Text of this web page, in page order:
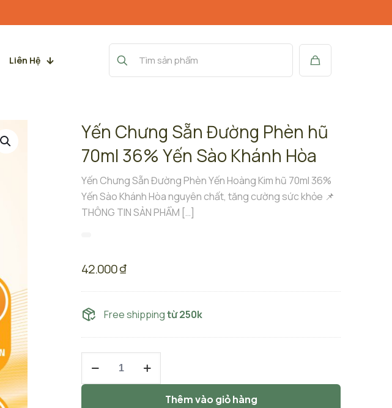
Liên Hệ
Yến Chưng Sẵn Đường Phèn hũ
70ml 36% Yến Sào Khánh Hòa
Yến Chưng Sẵn Đường Phèn Yến Hoàng Kim hũ 70ml 36%
Yến Sào Khánh Hòa nguyên chất, tăng cường sức khỏe 📌
THÔNG TIN SẢN PHẨM […]
42.000₫
Free shippingtừ 250k
Sẵn
Thêm vào giỏ hàng